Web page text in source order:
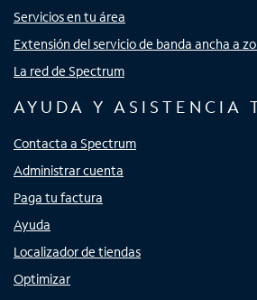
Servicios en tu área
Extensión del servicio de banda ancha a
La red de Spectrum
AYUDA Y ASISTENCIA
Contacta a Spectrum
Administrar cuenta
Paga tu factura
Ayuda
Localizador de tiendas
Optimizar